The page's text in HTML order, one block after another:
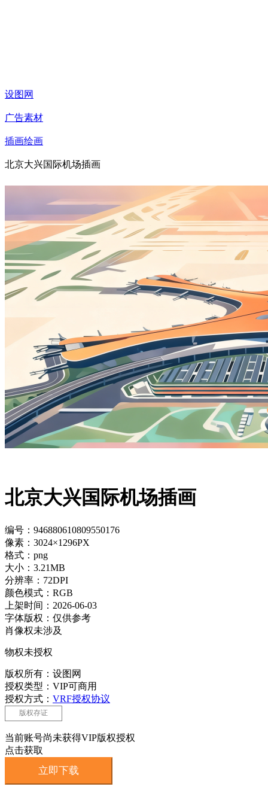
设图网
广告素材
插画绘画
北京大兴国际机场插画
北京大兴国际机场插画
编号：946880610809550176
像素：3024×1296PX
格式：png
大小：3.21MB
分辨率：72DPI
颜色模式：RGB
上架时间：2026-06-03
字体版权：仅供参考
肖像权未涉及
物权未授权
版权所有：设图网
授权类型：VIP可商用
授权方式： VRF授权协议
版权存证
当前账号尚未获得VIP版权授权
点击获取
立即下载